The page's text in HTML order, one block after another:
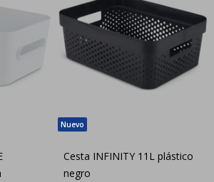
Cesta INFINITY 11L plástico
negro